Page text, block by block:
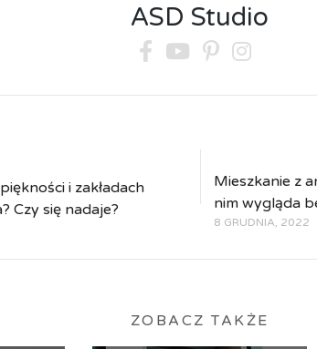
ASD Studio
i zakładach
Czy się nadaje?
Mieszkanie z
nim wygląda
8 GRUDNIA, 2022
ZOBACZ TAKŻE